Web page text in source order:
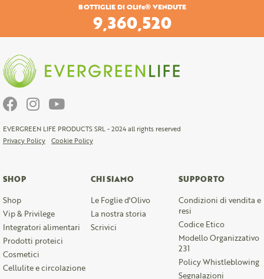
BOTTIGLIE DI OLife® VENDUTE
9,360,520
EVERGREEN LIFE PRODUCTS SRL - 2024 all rights reserved
Privacy Policy
Cookie Policy
SHOP
Shop
Vip & Privilege
Integratori alimentari
Prodotti proteici
Cosmetici
Cellulite e circolazione
CHI SIAMO
Le Foglie d'Olivo
La nostra storia
Scrivici
SUPPORTO
Condizioni di vendita e
resi
Codice Etico
Modello Organizzativo
231
Policy Whistleblowing
Segnalazioni